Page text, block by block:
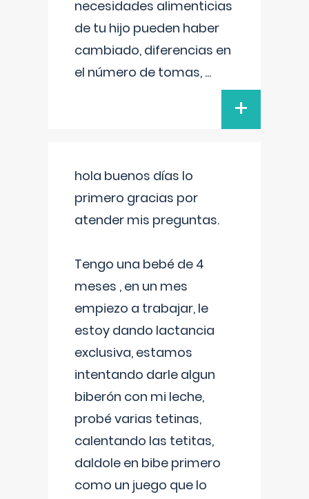
necesidades alimenticias
de tu hijo pueden haber
cambiado, diferencias en
el número de tomas, ...
+
hola buenos días lo
primero gracias por
atender mis preguntas.
Tengo una bebé de 4
meses , en un mes
empiezo a trabajar, le
estoy dando lactancia
exclusiva, estamos
intentando darle algun
biberón con mi leche,
probé varias tetinas,
calentando las tetitas,
daldole en bibe primero
como un juego que lo